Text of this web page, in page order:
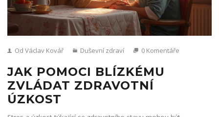
Od Václav Kovář Duševní zdraví 0 Komentáře
JAK POMOCI BLÍZKÉMU
ZVLÁDAT ZDRAVOTNÍ
ÚZKOST